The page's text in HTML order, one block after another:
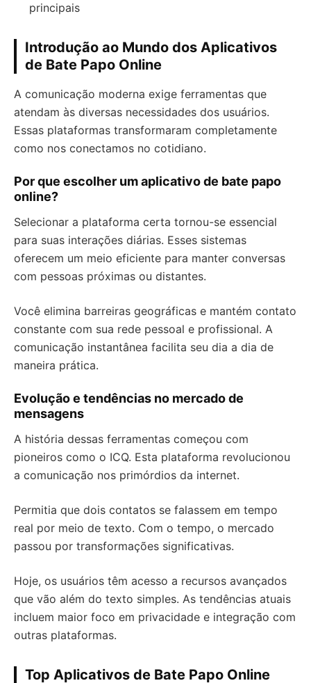
principais
Introdução ao Mundo dos Aplicativos
de Bate Papo Online
A comunicação moderna exige ferramentas que
atendam às diversas necessidades dos usuários.
Essas plataformas transformaram completamente
como nos conectamos no cotidiano.
Por que escolher um aplicativo de bate papo
online?
Selecionar a plataforma certa tornou-se essencial
para suas interações diárias. Esses sistemas
oferecem um meio eficiente para manter conversas
com pessoas próximas ou distantes.
Você elimina barreiras geográficas e mantém contato
constante com sua rede pessoal e profissional. A
comunicação instantânea facilita seu dia a dia de
maneira prática.
Evolução e tendências no mercado de
mensagens
A história dessas ferramentas começou com
pioneiros como o ICQ. Esta plataforma revolucionou
a comunicação nos primórdios da internet.
Permitia que dois contatos se falassem em tempo
real por meio de texto. Com o tempo, o mercado
passou por transformações significativas.
Hoje, os usuários têm acesso a recursos avançados
que vão além do texto simples. As tendências atuais
incluem maior foco em privacidade e integração com
outras plataformas.
Top Aplicativos de Bate Papo Online